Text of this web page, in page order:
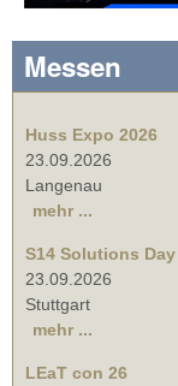
Messen
Huss Expo 2026
23.09.2026
Langenau
mehr ...
S14 Solutions Day
23.09.2026
Stuttgart
mehr ...
LEaT con 26